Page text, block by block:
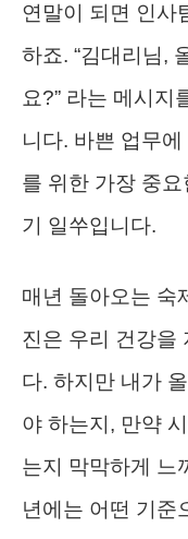
연말이 되면 인사
하죠. “김대리님,
요?” 라는 메시지
니다. 바쁜 업무
를 위한 가장 중
기 일쑤입니다.
매년 돌아오는 숙
진은 우리 건강을
다. 하지만 내가
야 하는지, 만약
는지 막막하게 느
년에는 어떤 기준